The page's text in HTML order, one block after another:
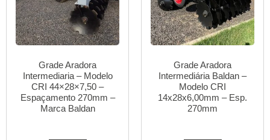
Grade Aradora
Intermediaria – Modelo
CRI 44×28×7,50 –
Espaçamento 270mm –
Marca Baldan
Grade Aradora
Intermediária Baldan –
Modelo CRI
14x28x6,00mm – Esp.
270mm